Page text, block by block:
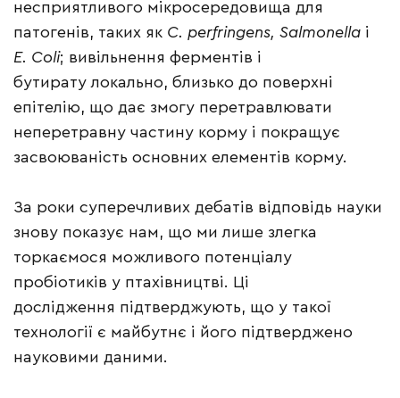
несприятливого мікросередовища для
патогенів, таких як C. perfringens, Salmonella і
E. Coli; вивільнення ферментів і
бутирату локально, близько до поверхні
епітелію, що дає змогу перетравлювати
неперетравну частину корму і покращує
засвоюваність основних елементів корму.
За роки суперечливих дебатів відповідь науки
знову показує нам, що ми лише злегка
торкаємося можливого потенціалу
пробіотиків у птахівництві. Ці
дослідження підтверджують, що у такої
технології є майбутнє і його підтверджено
науковими даними.